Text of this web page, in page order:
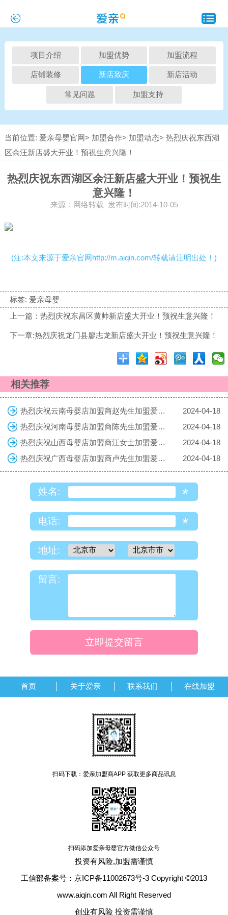
项目介绍 加盟优势 加盟流程
店铺装修 新店致庆 新店活动
常见问题 加盟支持
当前位置: 爱亲母婴官网> 加盟合作> 加盟动态> 热烈庆祝东西湖
区余汪新店盛大开业！预祝生意兴隆！
热烈庆祝东西湖区余汪新店盛大开业！预祝生
意兴隆！
来源：网络转载 发布时间:2014-10-05
(注:本文来源于爱亲官网http://m.aiqin.com/转载请注明出处！)
标签: 爱亲母婴
上一篇：热烈庆祝东昌区黄帅新店盛大开业！预祝生意兴隆！
下一章:热烈庆祝龙门县廖志龙新店盛大开业！预祝生意兴隆！
相关推荐
热烈庆祝云南母婴店加盟商赵先生加盟爱亲母婴！预祝生意兴隆！
2024-04-18
热烈庆祝河南母婴店加盟商陈先生加盟爱亲母婴！预祝生意兴隆！
2024-04-18
热烈庆祝山西母婴店加盟商江女士加盟爱亲母婴！预祝生意兴隆！
2024-04-18
热烈庆祝广西母婴店加盟商卢先生加盟爱亲母婴！预祝生意兴隆！
2024-04-18
姓名: *
电话: *
地址:
留言:
立即提交留言
首页 关于爱亲 联系我们 在线加盟
扫码下载：爱亲加盟商APP 获取更多商品讯息
扫码添加爱亲母婴官方微信公众号
投资有风险,加盟需谨慎
工信部备案号：京ICP备11002673号-3 Copyright ©2013
www.aiqin.com All Right Reserved
创业有风险 投资需谨慎